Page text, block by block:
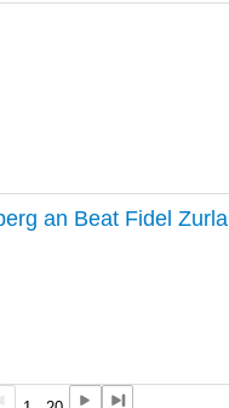
an Beat Fidel